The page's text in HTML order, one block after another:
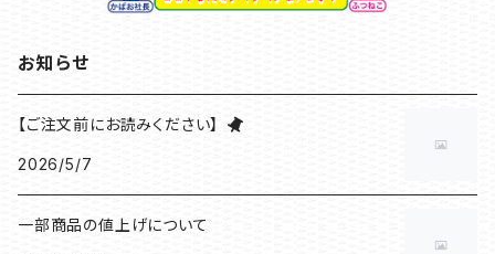
お知らせ
【ご注文前にお読みください】
2026/5/7
一部商品の値上げについて